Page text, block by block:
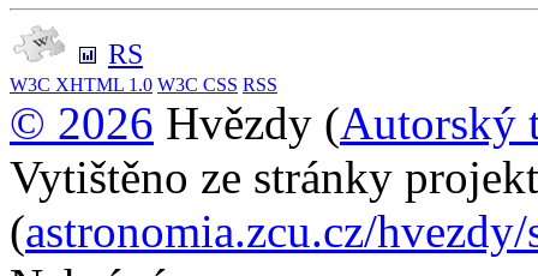
RS
W3C XHTML 1.0 W3C CSS RSS
© 2026 Hvězdy (Autorský
Vytištěno ze stránky
(astronomia.zcu.cz/